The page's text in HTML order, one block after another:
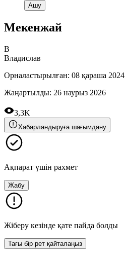
Ашу
Мекенжай
В
Владислав
Орналастырылған: 08 қараша 2024
Жаңартылды: 26 наурыз 2026
3,3K
Хабарландыруға шағымдану
Ақпарат үшін рахмет
Жабу
Жіберу кезінде қате пайда болды
Тағы бір рет қайталаңыз